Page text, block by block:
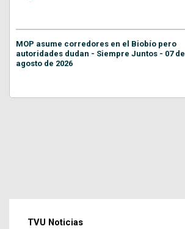
MOP asume corredores en el Biobío pero
autoridades dudan - Siempre Juntos - 07 de
agosto de 2026
TVU Noticias